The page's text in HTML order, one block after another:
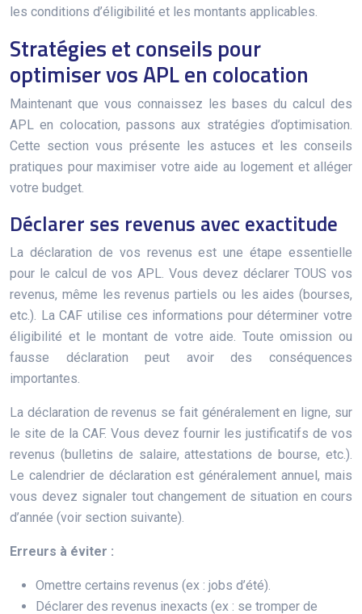
les conditions d’éligibilité et les montants applicables.
Stratégies et conseils pour
optimiser vos APL en colocation
Maintenant que vous connaissez les bases du calcul des
APL en colocation, passons aux stratégies d’optimisation.
Cette section vous présente les astuces et les conseils
pratiques pour maximiser votre aide au logement et alléger
votre budget.
Déclarer ses revenus avec exactitude
La déclaration de vos revenus est une étape essentielle
pour le calcul de vos APL. Vous devez déclarer TOUS vos
revenus, même les revenus partiels ou les aides (bourses,
etc.). La CAF utilise ces informations pour déterminer votre
éligibilité et le montant de votre aide. Toute omission ou
fausse déclaration peut avoir des conséquences
importantes.
La déclaration de revenus se fait généralement en ligne, sur
le site de la CAF. Vous devez fournir les justificatifs de vos
revenus (bulletins de salaire, attestations de bourse, etc.).
Le calendrier de déclaration est généralement annuel, mais
vous devez signaler tout changement de situation en cours
d’année (voir section suivante).
Erreurs à éviter :
Omettre certains revenus (ex : jobs d’été).
Déclarer des revenus inexacts (ex : se tromper de